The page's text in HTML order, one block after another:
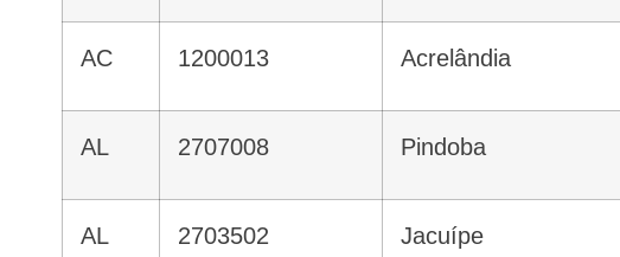
AC 1200013 Acrelândia
AL 2707008 Pindoba
AL 2703502 Jacuípe